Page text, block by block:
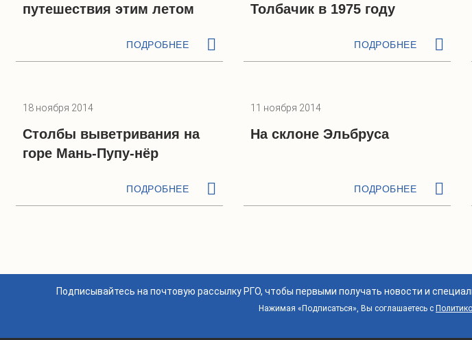
путешествия этим летом
ПОДРОБНЕЕ
Толбачик в 1975 году
ПОДРОБНЕЕ
18 ноября 2014
Столбы выветривания на
горе Мань-Пупу-нёр
ПОДРОБНЕЕ
11 ноября 2014
На склоне Эльбруса
ПОДРОБНЕЕ
Подписывайтесь на почтовую рассылку РГО, чтобы первыми получать новости и
Нажимая «Подписаться», Вы соглашаетесь с